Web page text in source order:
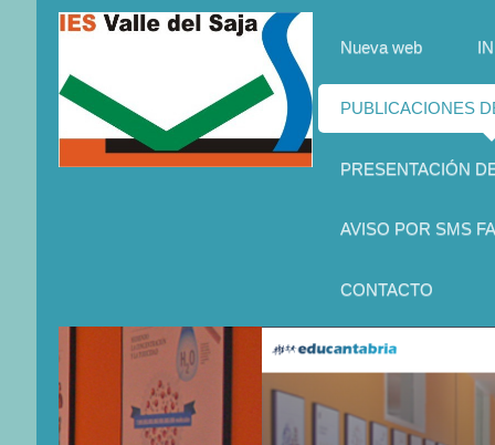
Nueva web
PUBLICACIONES
PRESENTACIÓN
AVISO POR SMS
CONTACTO